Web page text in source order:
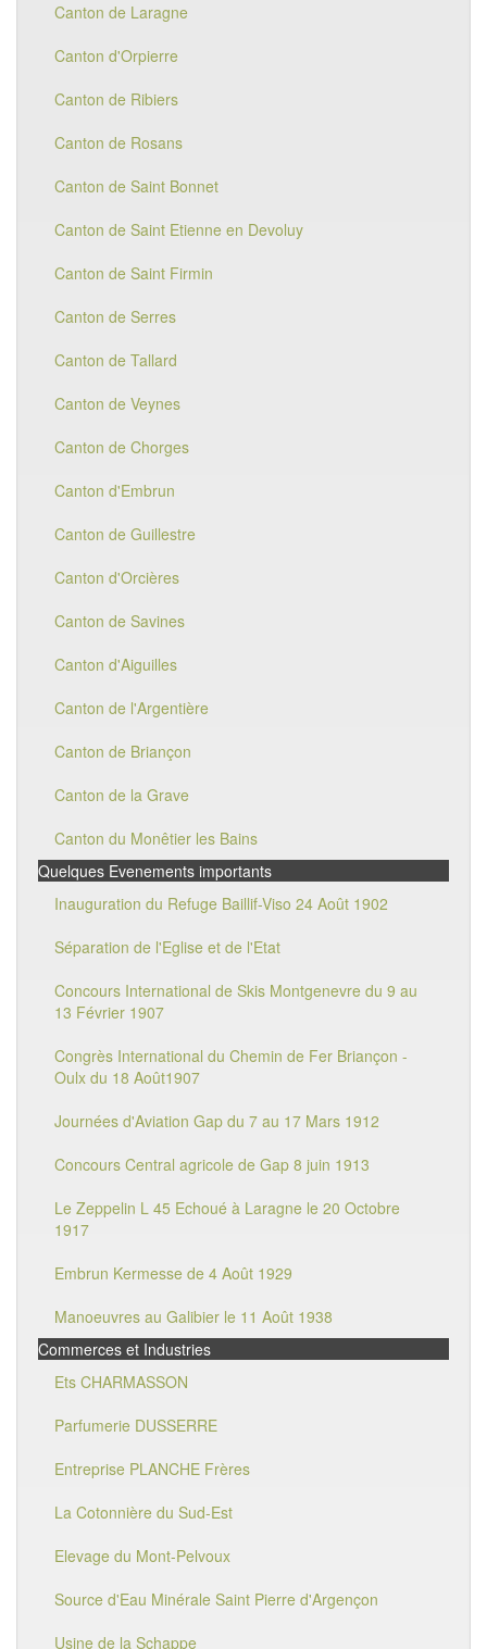
Canton de Laragne
Canton d'Orpierre
Canton de Ribiers
Canton de Rosans
Canton de Saint Bonnet
Canton de Saint Etienne en Devoluy
Canton de Saint Firmin
Canton de Serres
Canton de Tallard
Canton de Veynes
Canton de Chorges
Canton d'Embrun
Canton de Guillestre
Canton d'Orcières
Canton de Savines
Canton d'Aiguilles
Canton de l'Argentière
Canton de Briançon
Canton de la Grave
Canton du Monêtier les Bains
Quelques Evenements importants
Inauguration du Refuge Baillif-Viso 24 Août 1902
Séparation de l'Eglise et de l'Etat
Concours International de Skis Montgenevre du 9 au
13 Février 1907
Congrès International du Chemin de Fer Briançon -
Oulx du 18 Août1907
Journées d'Aviation Gap du 7 au 17 Mars 1912
Concours Central agricole de Gap 8 juin 1913
Le Zeppelin L 45 Echoué à Laragne le 20 Octobre
1917
Embrun Kermesse de 4 Août 1929
Manoeuvres au Galibier le 11 Août 1938
Commerces et Industries
Ets CHARMASSON
Parfumerie DUSSERRE
Entreprise PLANCHE Frères
La Cotonnière du Sud-Est
Elevage du Mont-Pelvoux
Source d'Eau Minérale Saint Pierre d'Argençon
Usine de la Schappe